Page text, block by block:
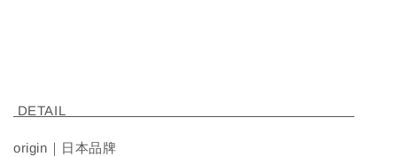
DETAIL
origin｜日本品牌